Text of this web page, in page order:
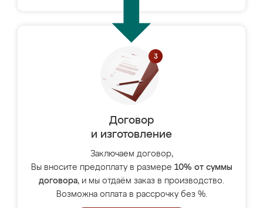
Договор
и изготовление
Заключаем договор,
Вы вносите предоплату в размере 10% от суммы
договора, и мы отдаём заказ в производство.
Возможна оплата в рассрочку без %.